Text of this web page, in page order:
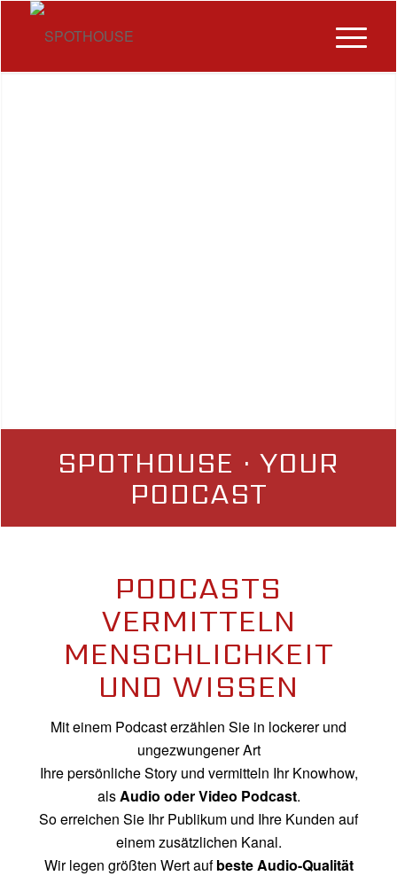
SPOTHOUSE · YOUR
PODCAST
PODCASTS
VERMITTELN
MENSCHLICHKEIT
UND WISSEN
Mit einem Podcast erzählen Sie in lockerer und
ungezwungener Art
Ihre persönliche Story und vermitteln Ihr Knowhow,
alsAudio oder Video Podcast.
So erreichen Sie Ihr Publikum und Ihre Kunden auf
einem zusätzlichen Kanal.
Wir legen größten Wert aufbeste Audio-Qualität